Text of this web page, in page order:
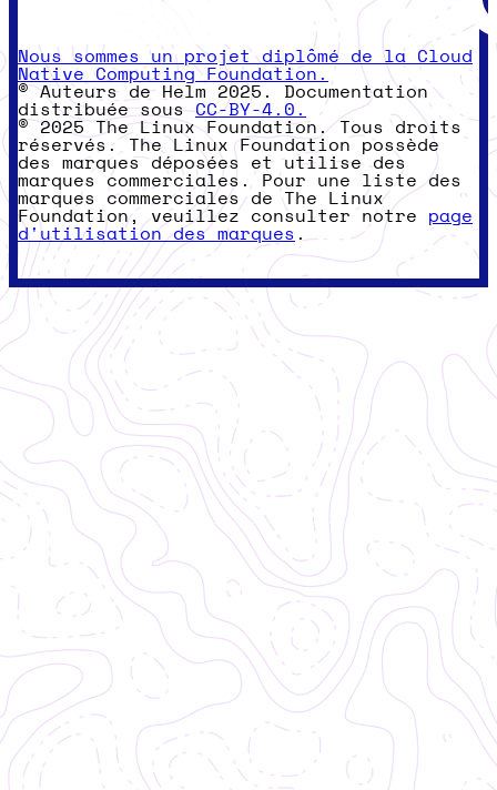
Nous sommes un projet diplômé de la Cloud
Native Computing Foundation.
© Auteurs de Helm 2025. Documentation
distribuée sousCC-BY-4.0.
© 2025 The Linux Foundation. Tous droits
réservés. The Linux Foundation possède
des marques déposées et utilise des
marques commerciales. Pour une liste des
marques commerciales de The Linux
Foundation, veuillez consulter notre page
d'utilisation des marques .